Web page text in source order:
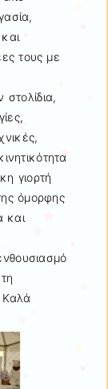
τους με
γιορτή
όμορφης
και
Καλά